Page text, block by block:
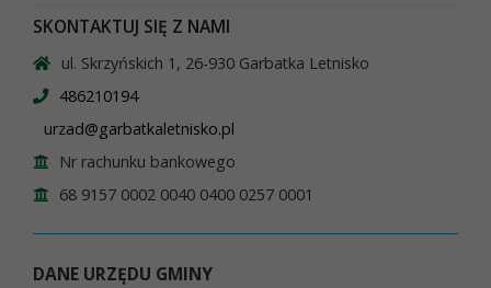
SKONTAKTUJ SIĘ Z NAMI
ul. Skrzyńskich 1, 26-930 Garbatka Letnisko
486210194
urzad@garbatkaletnisko.pl
Nr rachunku bankowego
68 9157 0002 0040 0400 0257 0001
DANE URZĘDU GMINY